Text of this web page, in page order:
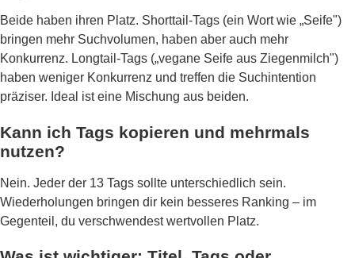
Beide haben ihren Platz. Shorttail-Tags (ein Wort wie „Seife")
bringen mehr Suchvolumen, haben aber auch mehr
Konkurrenz. Longtail-Tags („vegane Seife aus Ziegenmilch")
haben weniger Konkurrenz und treffen die Suchintention
präziser. Ideal ist eine Mischung aus beiden.
Kann ich Tags kopieren und mehrmals
nutzen?
Nein. Jeder der 13 Tags sollte unterschiedlich sein.
Wiederholungen bringen dir kein besseres Ranking – im
Gegenteil, du verschwendest wertvollen Platz.